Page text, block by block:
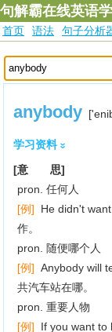
句解霸在线英语
首页 语法 句子分析
anybody
学习资料
[意 思]
pron. 任何人
[例] He didn't
作。
pron. 随便哪个人
[例] Anybody will
共汽车站在哪。
pron. 重要人物
[例] If you want to